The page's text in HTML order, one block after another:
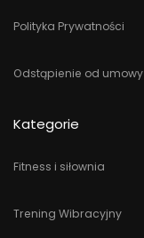
Polityka Prywatności
Odstąpienie od umowy
Kategorie
Fitness i siłownia
Trening Wibracyjny